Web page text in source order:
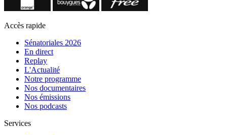
Accès rapide
Sénatoriales 2026
En direct
Replay
L'Actualité
Notre programme
Nos documentaires
Nos émissions
Nos podcasts
Services